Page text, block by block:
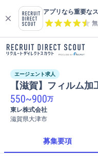
アプリなら重要な
エージェント求人
【滋賀】フィルム
550~900万
東レ株式会社
滋賀県大津市
募集要項